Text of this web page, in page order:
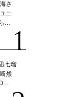
さ
ニ
…
七瑠
然